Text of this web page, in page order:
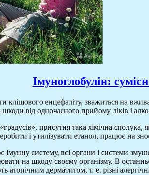
Імуноглобулін:
кліщового енцефаліту, зважиться на
від одночасного прийому ліків і
присутня така хімічна
і утилізувати етанол, працює на
систему, всі органи і системи
на шкоду своєму організму. В
атопічним дерматитом, т. е. різні